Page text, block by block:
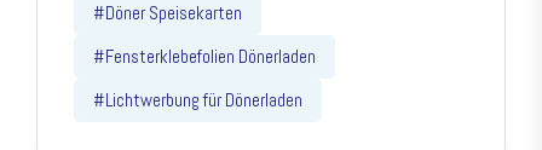
#Döner Speisekarten
#Fensterklebefolien Dönerladen
#Lichtwerbung für Dönerladen